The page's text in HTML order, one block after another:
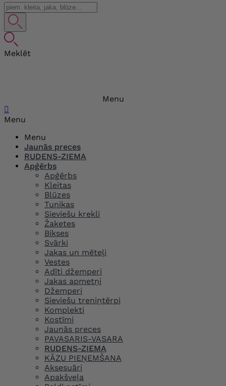
Meklēt
Menu

Menu
Menu
Jaunās preces
RUDENS-ZIEMA
Apģērbs
Apģērbs
Kleitas
Blūzes
Tunikas
Sieviešu krekli
Žaketes
Bikses
Svārki
Jakas un mēteļi
Vestes
Adīti džemperi
Jakas apmetņi
Džemperi
Sieviešu treniņtērpi
Komplekti
Kostīmi
Jaunās preces
PAVASARIS-VASARA
RUDENS-ZIEMA
KĀZU PIEŅEMŠANA
Aksesuāri
Apakšveļa